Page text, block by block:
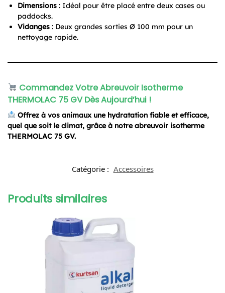
Dimensions : Idéal pour être placé entre deux cases ou
paddocks.
Vidanges : Deux grandes sorties Ø 100 mm pour un
nettoyage rapide.
Commandez Votre Abreuvoir Isotherme
THERMOLAC 75 GV Dès Aujourd’hui !
Offrez à vos animaux une hydratation fiable et efficace,
quel que soit le climat, grâce à notre abreuvoir isotherme
THERMOLAC 75 GV.
Catégorie : Accessoires
Produits similaires